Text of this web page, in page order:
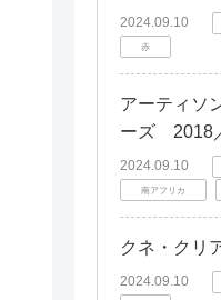
2024.09.10
赤
アーティソ
ーズ 2018
2024.09.10
南アフリカ
クネ・クリ
2024.09.10